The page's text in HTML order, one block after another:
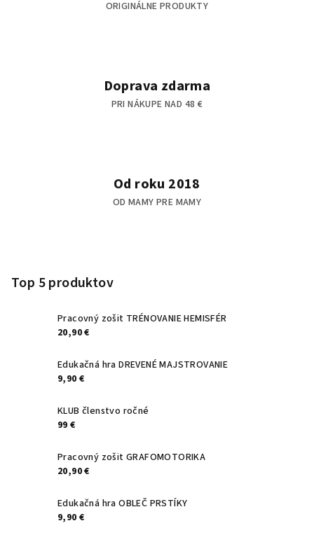
s
ORIGINÁLNE PRODUKTY
Doprava zdarma
PRI NÁKUPE NAD 48 €
Od roku 2018
OD MAMY PRE MAMY
Top 5 produktov
Pracovný zošit TRÉNOVANIE HEMISFÉR
20,90 €
Edukačná hra DREVENÉ MAJSTROVANIE
9,90 €
KLUB členstvo ročné
99 €
Pracovný zošit GRAFOMOTORIKA
20,90 €
Edukačná hra OBLEČ PRSTÍKY
9,90 €